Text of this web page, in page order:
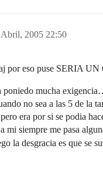
Abril, 2005 22:50
por eso puse SERIA
poniedo mucha
no sea a las 5 de la
era por si se podia
mi siempre me pasa
la desgracia es que se